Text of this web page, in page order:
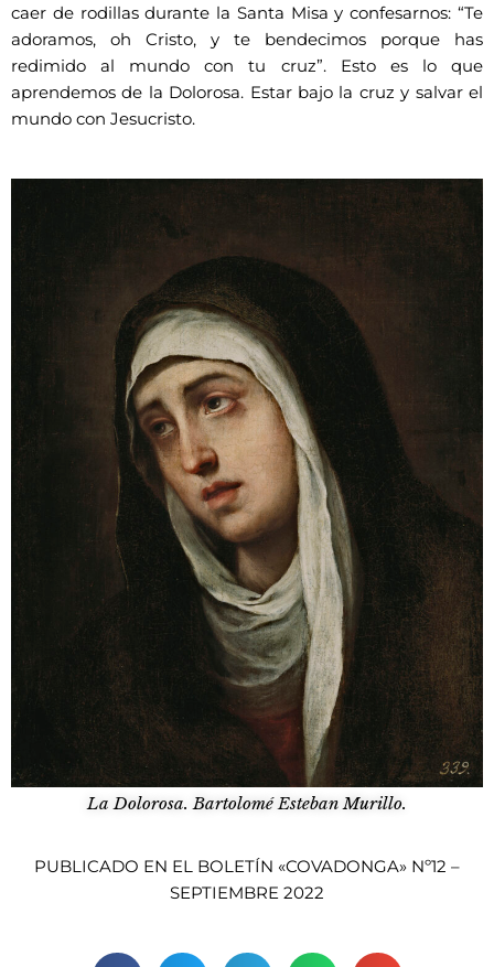
caer de rodillas durante la Santa Misa y confesarnos: “Te
adoramos, oh Cristo, y te bendecimos porque has
redimido al mundo con tu cruz”. Esto es lo que
aprendemos de la Dolorosa. Estar bajo la cruz y salvar el
mundo con Jesucristo.
La Dolorosa. Bartolomé Esteban Murillo.
PUBLICADO EN EL BOLETÍN «COVADONGA» Nº12 –
SEPTIEMBRE 2022